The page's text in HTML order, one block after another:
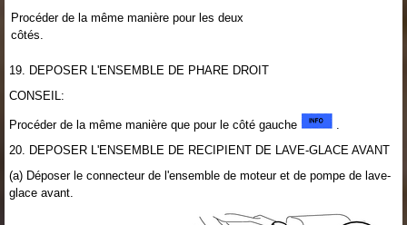
Procéder de la même manière pour les deux
côtés.
19. DEPOSER L'ENSEMBLE DE PHARE DROIT
CONSEIL:
Procéder de la même manière que pour le côté gauche
20. DEPOSER L'ENSEMBLE DE RECIPIENT DE LAVE-GLACE AVANT
(a) Déposer le connecteur de l'ensemble de moteur et de pompe de lave-
glace avant.